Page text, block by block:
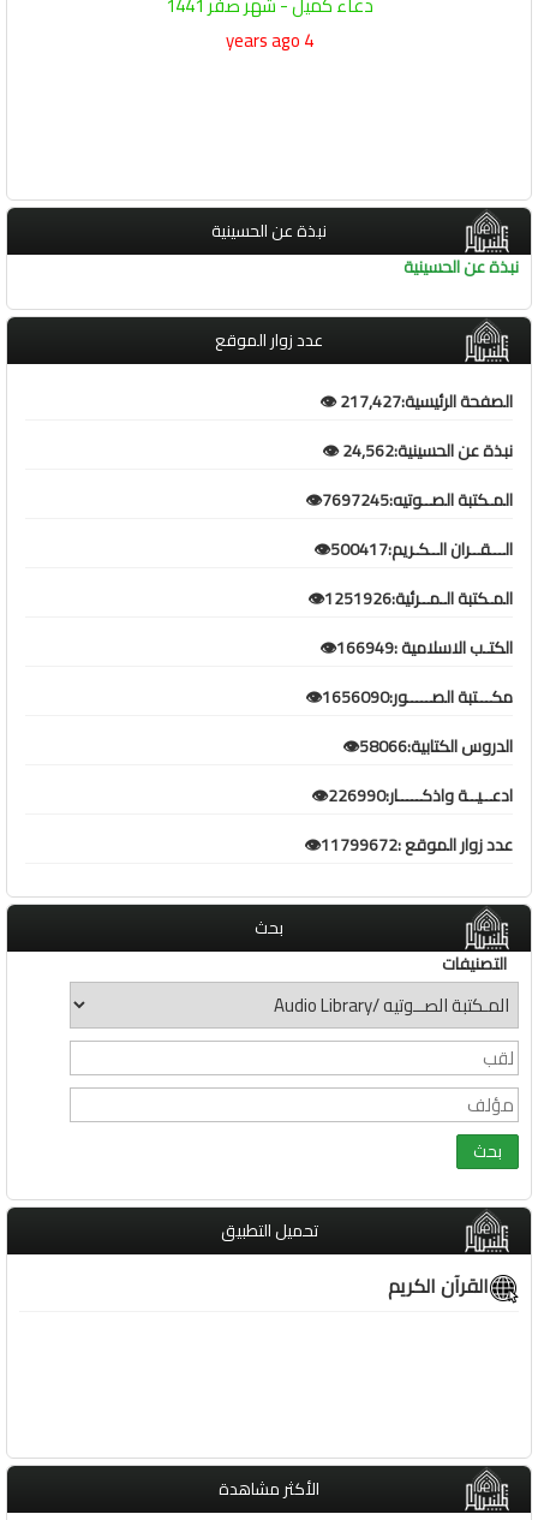
4 years ago
نبذة عن الحسينية
نبذة عن الحسينية
عدد زوار الموقع
الصفحة الرئيسية:217,427 👁️
نبذة عن الحسينية:24,562 👁️
المـكتبة الصــوتيه:7697245👁️
الـــقــران الــكـريم:500417👁️
المـكتبة الـمــرئية:1251926👁️
الكتـب الاسلامية :166949👁️
مكـــتبة الصـــــور:1656090👁️
الدروس الكتابية:58066👁️
ادعــيــة واذكـــــار:226990👁️
عدد زوار الموقع :11799672👁️
بحث
التصنيفات
تحميل التطبيق
القرآن الكريم
الأكثر مشاهدة